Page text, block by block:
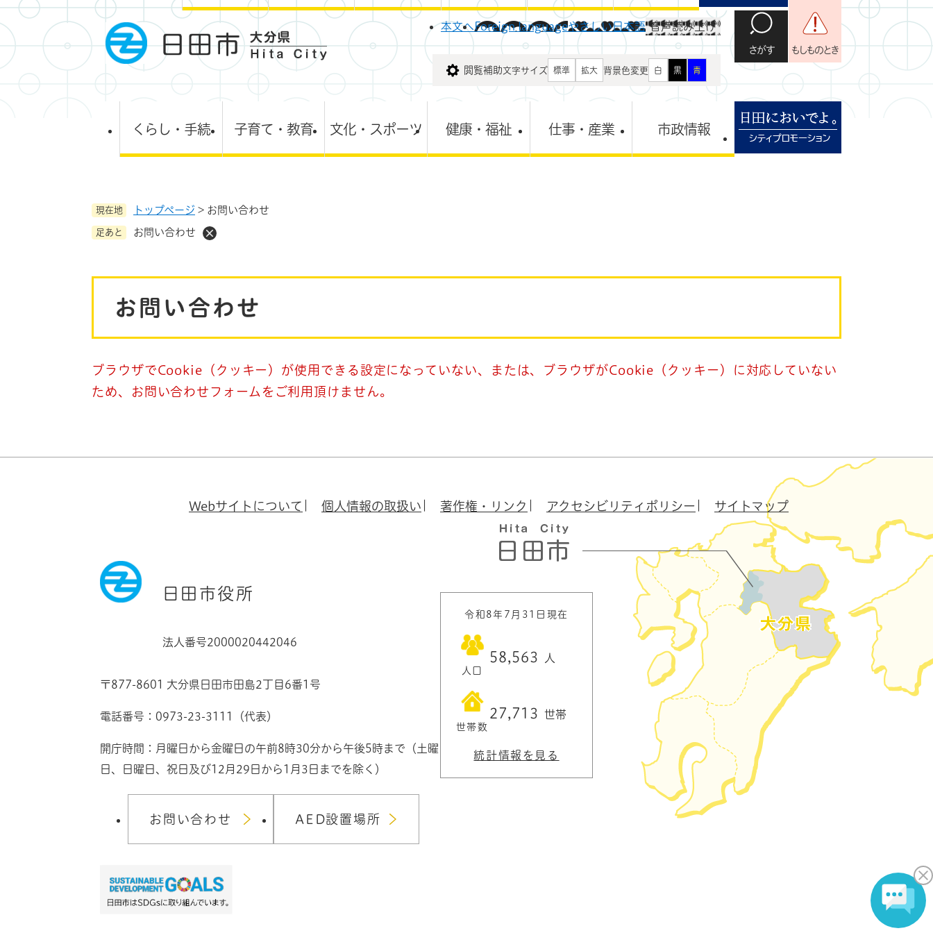
ペ
ー
の
メニューを飛ばして本文へ
本文へForeign languageやさしい日本語 音声読み上げ
閲覧補助文字サイズ 標準 拡大 背景色変更 白 黒 青
さがす もしものとき
くらし・手続 子育て・教育 文化・スポーツ 健康・福祉 仕事・産業 市政情報
現在地 トップページ > お問い合わせ
足あと お問い合わせ
お問い合わせ
ブラウザでCookie（クッキー）が使用できる設定になっていない、または、ブラウザがCookie（クッキー）に対応していない
ため、お問い合わせフォームをご利用頂けません。
Webサイトについて 個人情報の取扱い 著作権・リンク アクセシビリティポリシー サイトマップ
日田市役所
法人番号2000020442046
〒877-8601 大分県日田市田島2丁目6番1号
電話番号：0973-23-3111（代表）
開庁時間：月曜日から金曜日の午前8時30分から午後5時まで（土曜
日、日曜日、祝日及び12月29日から1月3日までを除く）
お問い合わせ AED設置場所
令和8年7月31日現在
人口
58,563 人
世帯数
27,713 世帯
統計情報を見る